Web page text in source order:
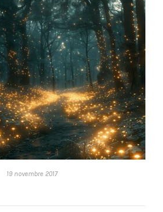
19 novembre 2017